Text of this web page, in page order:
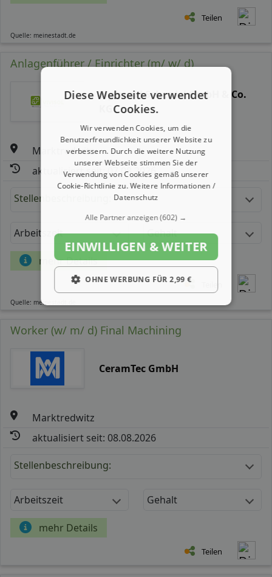
Teilen
Quelle: meinestadt.de
Anlagenführer / Einrichter (m/ w/ d)
Sigmund Scherdel GmbH & Co.
Marktredwitz
aktualisiert seit: 07.08.2026
Stellenbeschreibung:
Arbeitszeit Gehalt
mehr Details
Quelle: meinestadt.de
Worker (w/ m/ d) Final Machining
CeramTec GmbH
Marktredwitz
aktualisiert seit: 08.08.2026
Stellenbeschreibung:
Arbeitszeit Gehalt
mehr Details
Teilen
Diese Webseite verwendet
Cookies.
Wir verwenden Cookies, um die
Benutzerfreundlichkeit unserer Website zu
verbessern. Durch die weitere Nutzung
unserer Webseite stimmen Sie der
Verwendung von Cookies gemäß unserer
Cookie-Richtlinie zu.Weitere Informationen /
Datenschutz
Alle Partner anzeigen(602) →
EINWILLIGEN & WEITER
OHNE WERBUNG FÜR 2,99 €